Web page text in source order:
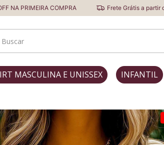
COMPRA Frete Grátis a partir de R$ 229
MASCULINA E UNISSEX INFANTIL